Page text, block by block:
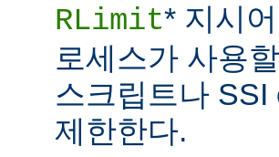
RLimit* 지시
로세스가 사용
스크립트나
제한한다.